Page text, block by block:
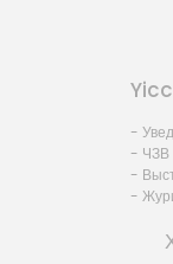
-
- ЧЗВ
-
-